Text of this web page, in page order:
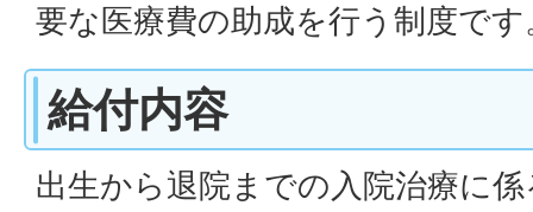
要な医療費の助成を行う制度です
給付内容
出生から退院までの入院治療に